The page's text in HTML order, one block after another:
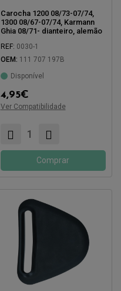
Carocha 1200 08/73-07/74,
1300 08/67-07/74, Karmann
Ghia 08/71- dianteiro, alemão
REF: 0030-1
OEM: 111 707 197B
Disponível
4,95€
Ver Compatibilidade
Compatível com:
Comprar